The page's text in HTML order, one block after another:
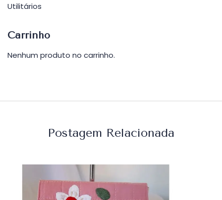
Utilitários
Carrinho
Nenhum produto no carrinho.
Postagem Relacionada